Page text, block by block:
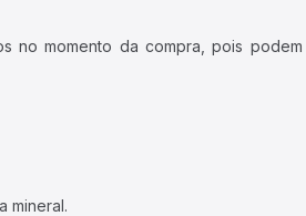
no momento da compra, pois
mineral.